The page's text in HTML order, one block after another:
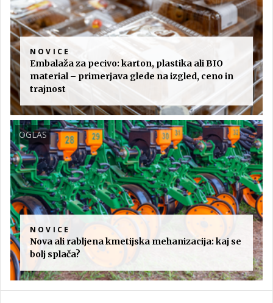
NOVICE
Embalaža za pecivo: karton, plastika ali BIO
material – primerjava glede na izgled, ceno in
trajnost
OGLAS
NOVICE
Nova ali rabljena kmetijska mehanizacija: kaj se
bolj splača?